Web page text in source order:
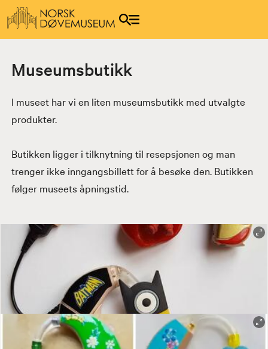
Museumsbutikk
I museet har vi en liten museumsbutikk med utvalgte
produkter.
Butikken ligger i tilknytning til resepsjonen og man
trenger ikke inngangsbillett for å besøke den. Butikken
følger museets åpningstid.